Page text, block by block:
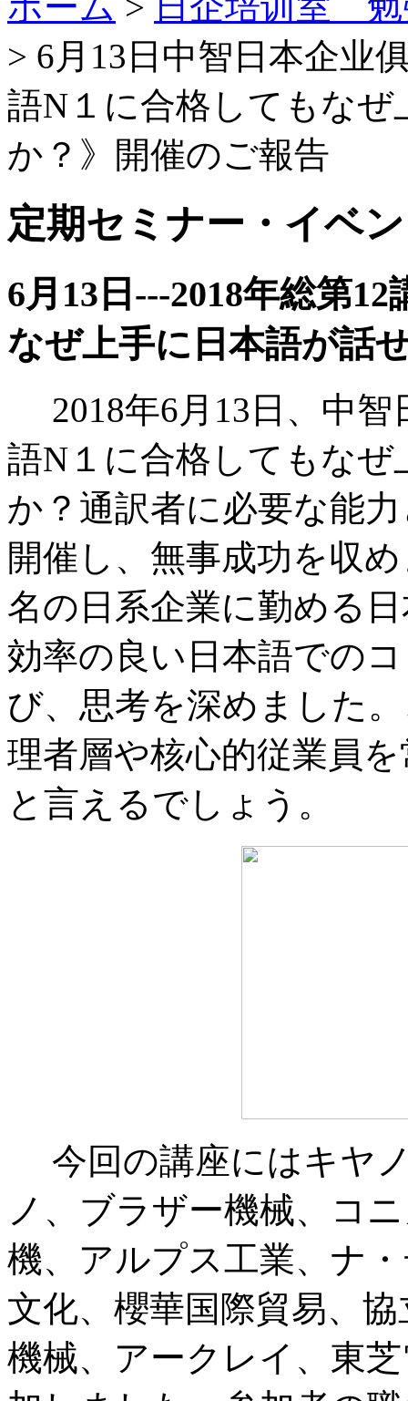
> 6月13日中智日本企业
語N１に合格してもな
か？》開催のご報告
定期セミナー・イベ
6月13日---2018年総第
なぜ上手に日本語が話
2018年6月13日、中
語N１に合格してもな
か？通訳者に必要な能
開催し、無事成功を収
名の日系企業に勤める
効率の良い日本語での
び、思考を深めました
理者層や核心的従業員
と言えるでしょう。
今回の講座にはキヤ
ノ、ブラザー機械、コ
機、アルプス工業、ナ
文化、櫻華国際貿易、
機械、アークレイ、東